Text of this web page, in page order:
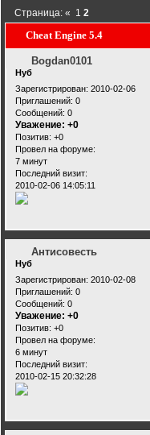
Cheat Engine 5.4
Страница:« 1 2
Bogdan0101
Нуб
Зарегистрирован: 2010-02-06
Приглашений: 0
Сообщений: 0
Уважение: +0
Позитив: +0
Провел на форуме:
7 минут
Последний визит:
2010-02-06 14:05:11
Антисовесть
Нуб
Зарегистрирован: 2010-02-08
Приглашений: 0
Сообщений: 0
Уважение: +0
Позитив: +0
Провел на форуме:
6 минут
Последний визит:
2010-02-15 20:32:28